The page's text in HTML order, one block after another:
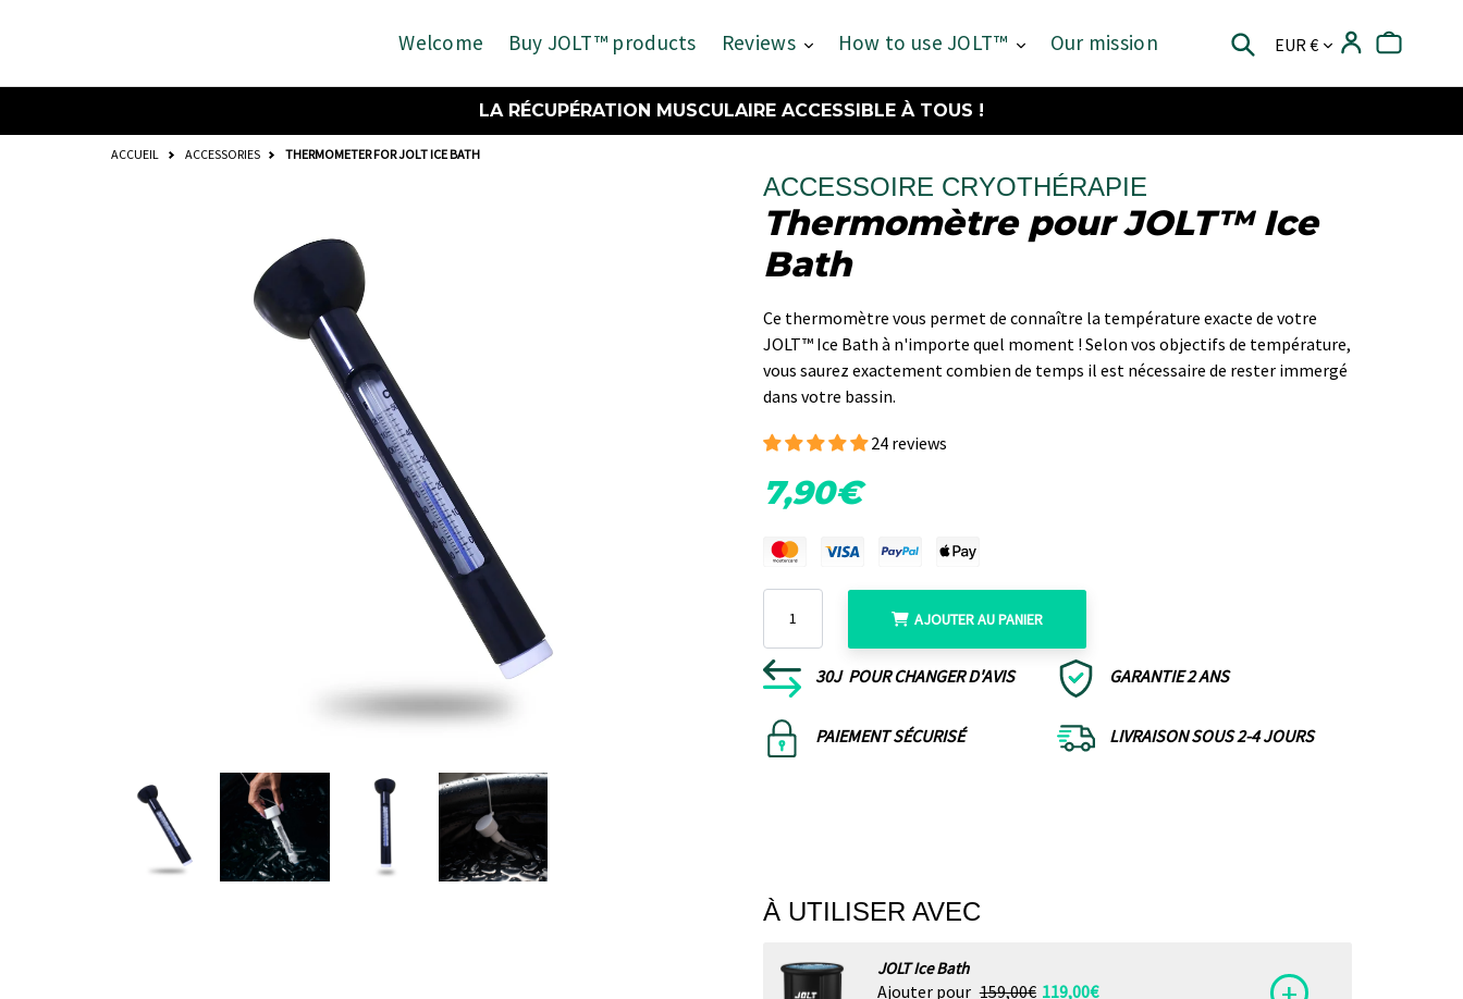
Policy
Welcome Buy JOLT™ products Reviews How to use JOLT™ Our mission Search Log in
LA RÉCUPÉRATION MUSCULAIRE ACCESSIBLE À TOUS !
ACCUEIL ACCESSORIES THERMOMETER FOR JOLT ICE BATH
ACCESSOIRE CRYOTHÉRAPIE
Thermomètre pour JOLT™ Ice
Bath
Ce thermomètre vous permet de connaître la température exacte de votre
JOLT™ Ice Bath à n'importe quel moment ! Selon vos objectifs de température,
vous saurez exactement combien de temps il est nécessaire de rester immergé
dans votre bassin.
24 reviews
7,90€
AJOUTER AU PANIER
30J POUR CHANGER D'AVIS GARANTIE 2 ANS
PAIEMENT SÉCURISÉ LIVRAISON SOUS 2-4 JOURS
À UTILISER AVEC
JOLT Ice Bath
Ajouter pour 119,00€
159,00€